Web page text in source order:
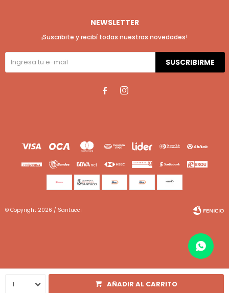
1 AÑADIR AL CARRITO
NEWSLETTER
¡Suscribite y recibí todas nuestras novedades!
SUSCRIBIRME
 
© Copyright 2026 / Santucci